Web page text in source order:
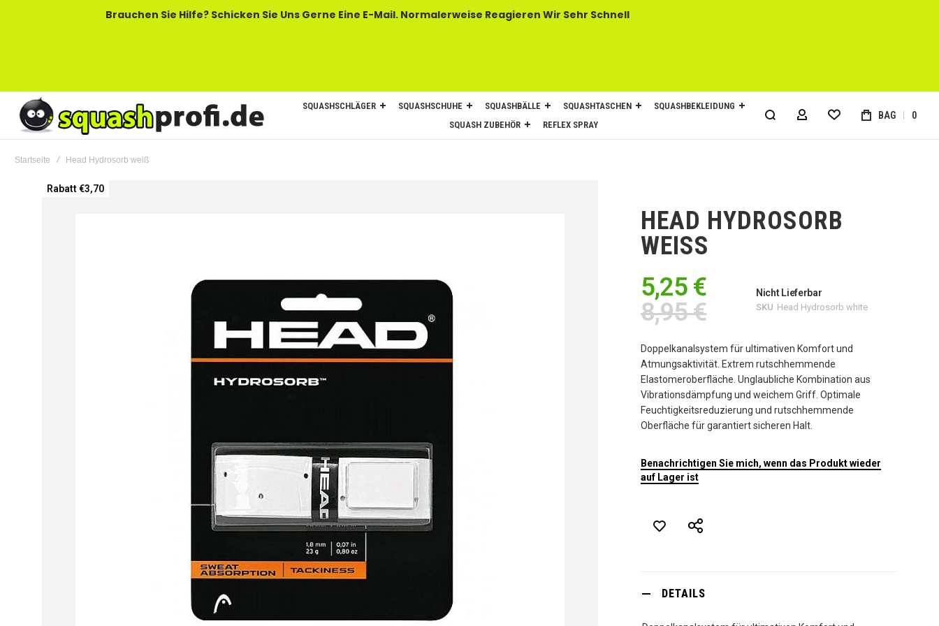
Brauchen Sie Hilfe? Schicken Sie Uns Gerne Eine E-Mail. Normalerweise Reagieren Wir Sehr Schnell
SQUASHSCHLÄGER SQUASHSCHUHE SQUASHBÄLLE SQUASHTASCHEN
SQUASHBEKLEIDUNG
SQUASH ZUBEHÖR
REFLEX SPRAY MY ACCOUNT BAG 0
Startseite Head Hydrosorb weiß
Zum
Rabatt €3,70
HEAD HYDROSORB
WEISS
5,25 €
8,95 €
Nicht Lieferbar
SKU Head Hydrosorb white
Doppelkanalsystem für ultimativen Komfort und
Atmungsaktivität. Extrem rutschhemmende
Elastomeroberfläche. Unglaubliche Kombination aus
Vibrationsdämpfung und weichem Griff. Optimale
Feuchtigkeitsreduzierung und rutschhemmende
Oberfläche für garantiert sicheren Halt.
Benachrichtigen Sie mich, wenn das Produkt wieder
auf Lager ist
DETAILS